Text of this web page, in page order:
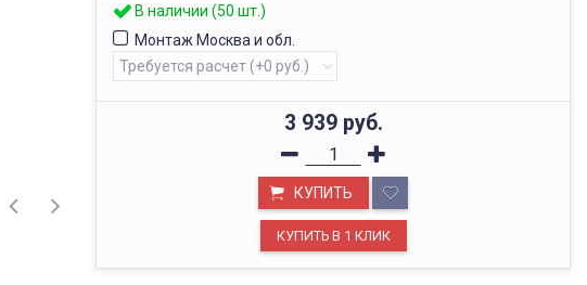
В наличии (50 шт.)
Монтаж Москва и обл.
3 939 руб.
КУПИТЬ